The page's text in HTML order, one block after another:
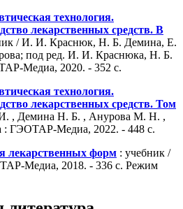
технология.
лекарственных средств. В
/ И. И. Краснюк, Н. Б. Демина, Е.
под ред. И. И. Краснюка, Н. Б.
Медиа, 2020. - 352 с.
технология.
лекарственных средств. Том
, Демина Н. Б. , Анурова М. Н. ,
ГЭОТАР-Медиа, 2022. - 448 с.
лекарственных форм : учебник /
Медиа, 2018. - 336 с. Режим